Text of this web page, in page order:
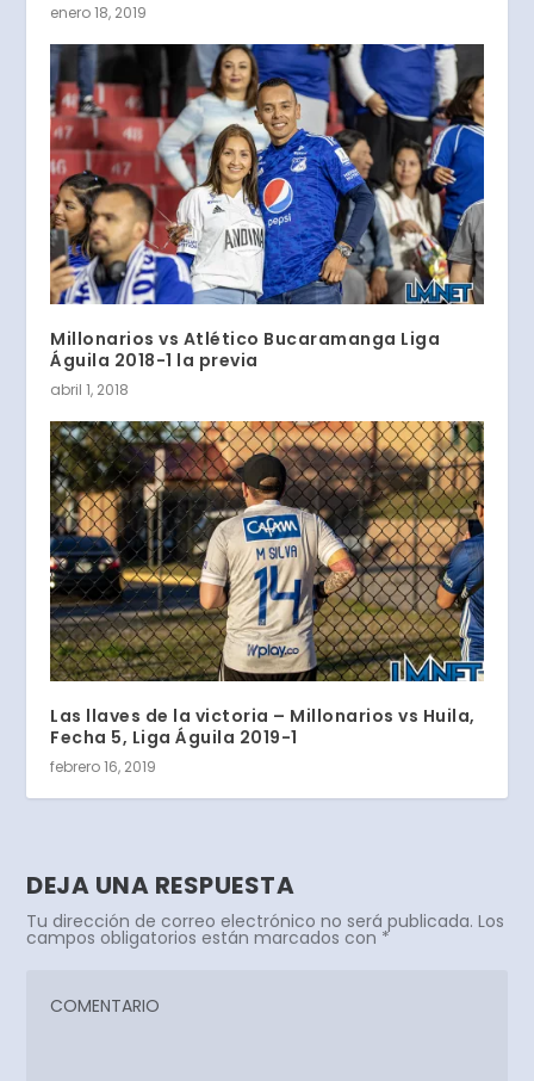
enero 18, 2019
Millonarios vs Atlético Bucaramanga Liga
Águila 2018-1 la previa
abril 1, 2018
Las llaves de la victoria – Millonarios vs Huila,
Fecha 5, Liga Águila 2019-1
febrero 16, 2019
DEJA UNA RESPUESTA
Tu dirección de correo electrónico no será publicada. Los
campos obligatorios están marcados con *